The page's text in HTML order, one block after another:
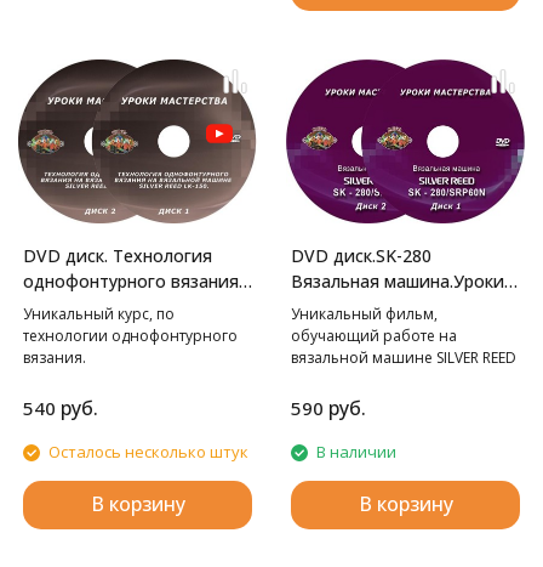
DVD диск. Технология
однофонтурного вязания
на вязальной машине LK-
150. Уроки мастерства.
Уникальный курс, по
технологии однофонтурного
вязания.
540 руб.
Осталось несколько штук
В корзину
DVD диск.SK-280
Вязальная машина.Уроки
мастерства.
Уникальный фильм,
обучающий работе на
вязальной машине SILVER REED
590 руб.
В наличии
В корзину